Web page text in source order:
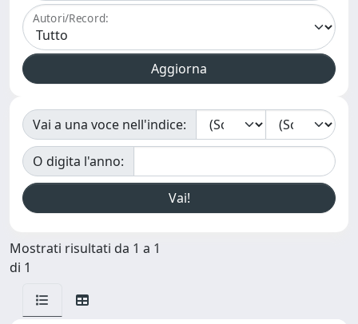
Autori/Record:
Vai a una voce nell'indice:
O digita l'anno:
Mostrati risultati da 1 a 1
di 1